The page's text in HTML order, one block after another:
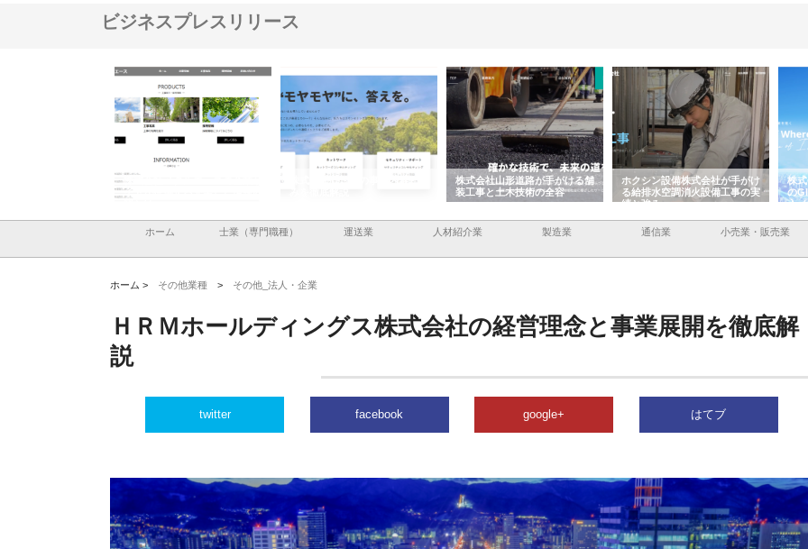
ビジネスプレスリリース
みを徹底解説
株式会社山形道路が手がける舗
ホクシン設備株式会社が手がけ
る給排水空調消火設備工事の実
績と強み
株式会社東京シー・エム・シー
のGISインフラ管理システム導
入メリット
株
か
由
ホーム 士業（専門職種） 運送業 人材紹介業 製造業 通信業 小売業・販売業
ホーム > その他業種 > その他_法人・企業
ＨＲＭホールディングス株式会社の経営理念と事業展開を徹底解
説
twitter facebook google+ はてブ